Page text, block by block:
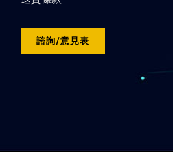
諮詢/意見表